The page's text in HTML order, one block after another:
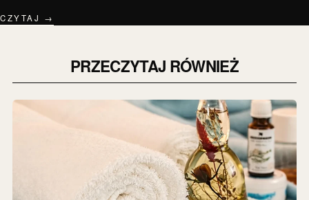
CZYTAJ →
PRZECZYTAJ RÓWNIEŻ